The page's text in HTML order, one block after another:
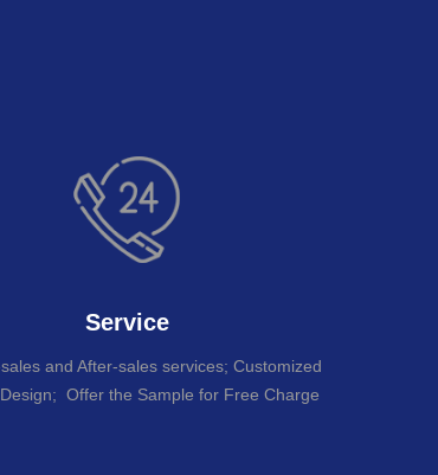
Service
and After-sales services; Customized
Offer the Sample for Free Charge